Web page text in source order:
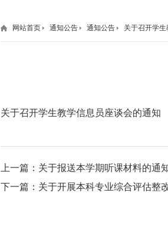
网站首页 通知公告 通知公告 关于召开学
关于召开学生教学信息员座谈会的通知
上一篇： 关于报送本学期听课材料的通
下一篇： 关于开展本科专业综合评估整